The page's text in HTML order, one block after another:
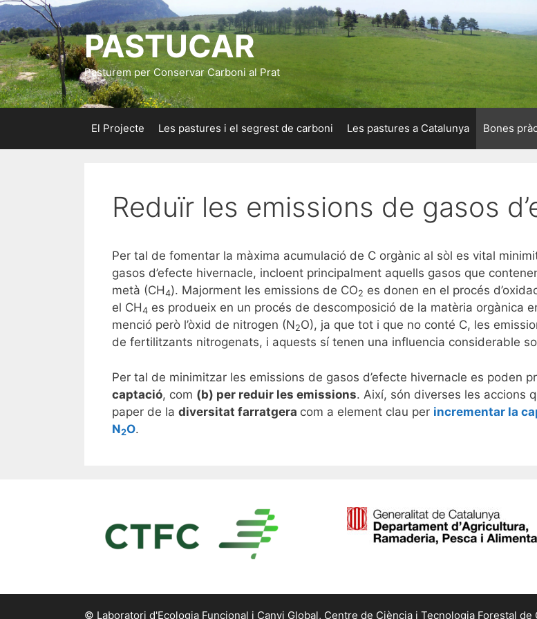
Vés
al
contingut
PASTUCAR
Pasturem per Conservar Carboni al Prat
El Projecte Les pastures i el segrest de carboni Les pastures a Catalunya Bones
Reduïr les emissions de gasos
Per tal de fomentar la màxima acumulació de C orgànic al sòl es vital
gasos d’efecte hivernacle, incloent principalment aquells gasos que
metà (CH4). Majorment les emissions de CO2 es donen en el procés
el CH4 es produeix en un procés de descomposició de la matèria orgànica
menció però l’òxid de nitrogen (N2O), ja que tot i que no conté C, les
de fertilitzants nitrogenats, i aquests sí tenen una influencia considerable
Per tal de minimitzar les emissions de gasos d’efecte hivernacle es poden
captació, com (b) per reduir les emissions. Així, són diverses les accions
paper de la diversitat farratgera com a element clau per incrementar la
N2O.
© Laboratori d'Ecologia Funcional i Canvi Global, Centre de Ciència i Tecnologia Forestal de